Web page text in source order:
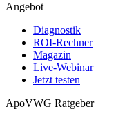
Angebot
Diagnostik
ROI-Rechner
Magazin
Live-Webinar
Jetzt testen
ApoVWG Ratgeber